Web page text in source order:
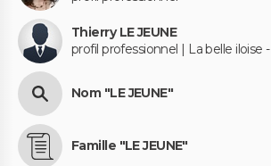
Thierry LE JEUNE
profil professionnel | La belle iloise -
Nom "LE JEUNE"
Famille "LE JEUNE"